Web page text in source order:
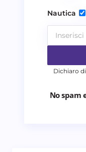
Nautica
Dichiaro
No spam